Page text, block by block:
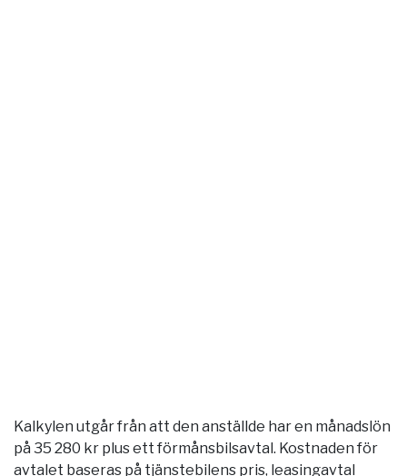
Kalkylen utgår från att den anställde har en månadslön
på 35 280 kr plus ett förmånsbilsavtal. Kostnaden för
avtalet baseras på tjänstebilens pris, leasingavtal